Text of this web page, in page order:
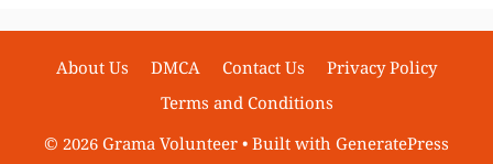
About Us DMCA Contact Us
Privacy Policy
Terms and Conditions
© 2026 Grama Volunteer • Built with GeneratePress